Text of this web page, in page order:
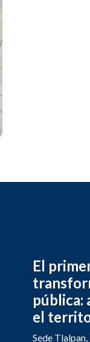
El
pública:
el
Sede